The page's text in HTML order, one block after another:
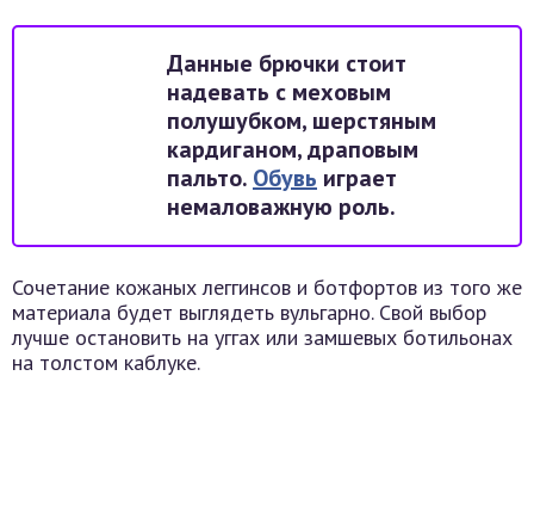
Данные брючки стоит
надевать с меховым
полушубком, шерстяным
кардиганом, драповым
пальто. Обувь играет
немаловажную роль.
Сочетание кожаных леггинсов и ботфортов из того же
материала будет выглядеть вульгарно. Свой выбор
лучше остановить на уггах или замшевых ботильонах
на толстом каблуке.